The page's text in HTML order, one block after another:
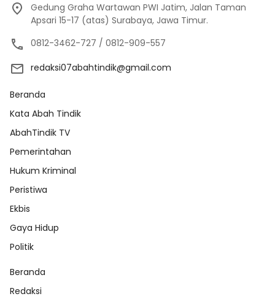
Gedung Graha Wartawan PWI Jatim, Jalan Taman
Apsari 15-17 (atas) Surabaya, Jawa Timur.
0812-3462-727 / 0812-909-557
redaksi07abahtindik@gmail.com
Beranda
Kata Abah Tindik
AbahTindik TV
Pemerintahan
Hukum Kriminal
Peristiwa
Ekbis
Gaya Hidup
Politik
Beranda
Redaksi